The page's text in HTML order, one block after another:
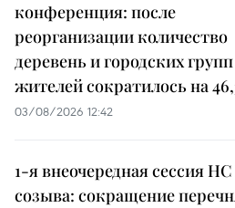
конференция: после
реорганизации количество
деревень и городских групп
жителей сократилось на
03/08/2026 12:42
1-я внеочередная сессия
созыва: сокращение